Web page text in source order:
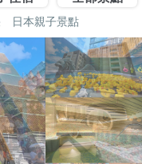
日本親子景點
溫泉泡湯SPA